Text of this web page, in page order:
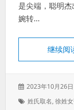
是尖端，聪明
婉转…
继续阅
发
于：
2023年10月26日
标
姓氏取名,徐姓